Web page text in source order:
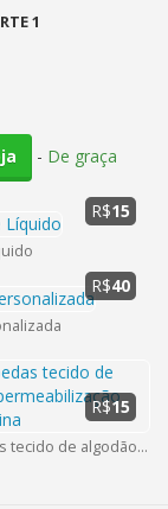
1
- De graça
R$15
R$40
Porta moedas tecido de algodão impermeabilização com termolina
R$15